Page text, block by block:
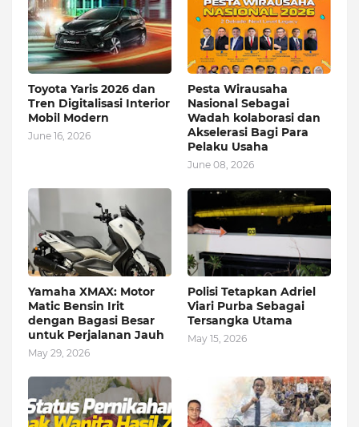
Toyota Yaris 2026 dan
Tren Digitalisasi Interior
Mobil Modern
June 16, 2026
Pesta Wirausaha
Nasional Sebagai
Wadah kolaborasi dan
Akselerasi Bagi Para
Pelaku Usaha
June 08, 2026
Yamaha XMAX: Motor
Matic Bensin Irit
dengan Bagasi Besar
untuk Perjalanan Jauh
May 29, 2026
Polisi Tetapkan Adriel
Viari Purba Sebagai
Tersangka Utama
May 15, 2026